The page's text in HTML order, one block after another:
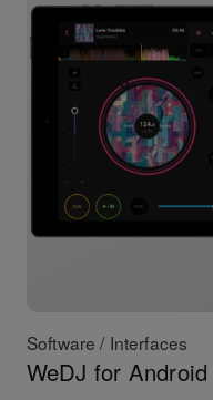
Software / Interfaces
WeDJ for Android